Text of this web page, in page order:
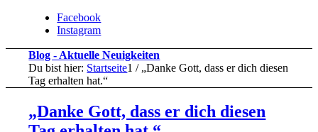
Facebook
Instagram
Blog - Aktuelle Neuigkeiten
Du bist hier: Startseite1 / „Danke Gott, dass er dich diesen
Tag erhalten hat.“
„Danke Gott, dass er dich diesen